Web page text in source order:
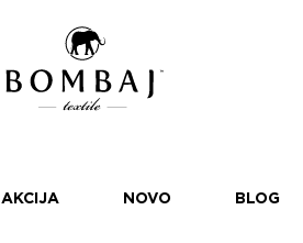
AKCIJA NOVO BLOG